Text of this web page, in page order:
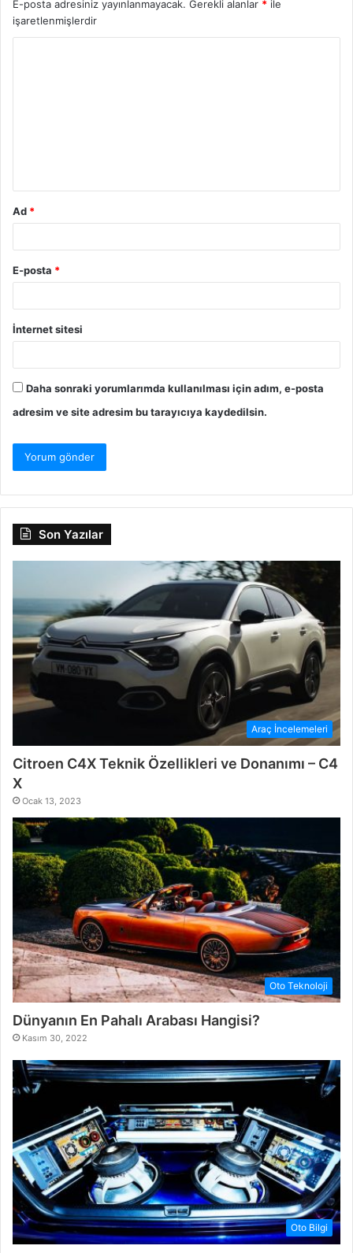
E-posta adresiniz yayınlanmayacak. Gerekli alanlar * ile
işaretlenmişlerdir
Ad *
E-posta *
İnternet sitesi
Daha sonraki yorumlarımda kullanılması için adım, e-posta
adresim ve site adresim bu tarayıcıya kaydedilsin.
Son Yazılar
Araç İncelemeleri
Citroen C4X Teknik Özellikleri ve Donanımı – C4
X
Ocak 13, 2023
Oto Teknoloji
Dünyanın En Pahalı Arabası Hangisi?
Kasım 30, 2022
Oto Bilgi